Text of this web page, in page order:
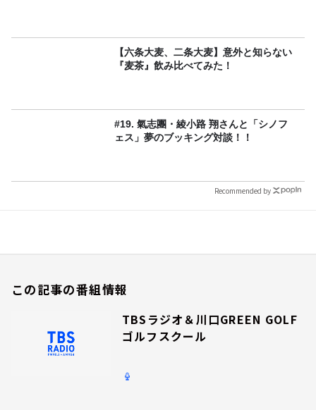
【六条大麦、二条大麦】意外と知らない
『麦茶』飲み比べてみた！
#19. 氣志團・綾小路 翔さんと「シノフ
ェス」夢のブッキング対談！！
Recommended by
この記事の番組情報
TBSラジオ＆川口GREEN GOLF
ゴルフスクール